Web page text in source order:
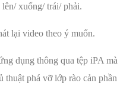
xuống/ trái/ phải.
lại video theo ý muốn.
dụng thông qua tệp iPA mà
thuật phá vỡ lớp rào cản phần